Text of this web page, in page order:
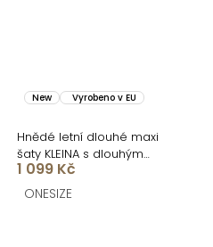
New Vyrobeno v EU
Hnědé letní dlouhé maxi
šaty KLEINA s dlouhým
rukávem
1 099 Kč
ONESIZE